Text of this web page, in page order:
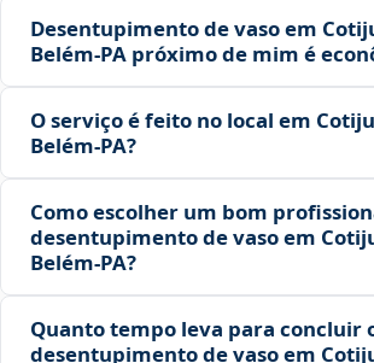
Desentupimento de vaso em
Belém‑PA próximo de mim é
O serviço é feito no local em
Belém‑PA?
Como escolher um bom
desentupimento de vaso em
Belém‑PA?
Quanto tempo leva para concluir
desentupimento de vaso em